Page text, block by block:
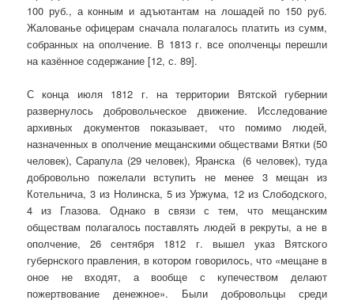
100 руб., а конным и адъютантам на лошадей по 150 руб.
Жалованье офицерам сначала полагалось платить из сумм,
собранных на ополчение. В 1813 г. все ополченцы перешли
на казённое содержание [12, с. 89].
С конца июля 1812 г. на территории Вятской губернии
развернулось добровольческое движение. Исследование
архивных документов показывает, что помимо людей,
назначенных в ополчение мещанскими обществами Вятки (50
человек), Сарапула (29 человек), Яранска (6 человек), туда
добровольно пожелали вступить не менее 3 мещан из
Котельнича, 3 из Нолинска, 5 из Уржума, 12 из Слободского,
4 из Глазова. Однако в связи с тем, что мещанским
обществам полагалось поставлять людей в рекруты, а не в
ополчение, 26 сентября 1812 г. вышел указ Вятского
губернского правления, в котором говорилось, что «мещане в
оное не входят, а вообще с купечеством делают
пожертвование денежное». Были добровольцы среди